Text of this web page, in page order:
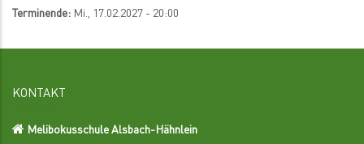
Terminende: Mi., 17.02.2027 - 20:00
KONTAKT
Melibokusschule Alsbach-Hähnlein